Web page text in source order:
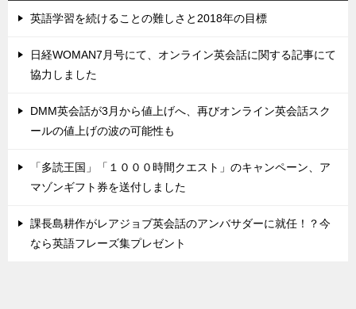
英語学習を続けることの難しさと2018年の目標
日経WOMAN7月号にて、オンライン英会話に関する記事にて
協力しました
DMM英会話が3月から値上げへ、再びオンライン英会話スク
ールの値上げの波の可能性も
「多読王国」「１０００時間クエスト」のキャンペーン、ア
マゾンギフト券を送付しました
課長島耕作がレアジョブ英会話のアンバサダーに就任！？今
なら英語フレーズ集プレゼント